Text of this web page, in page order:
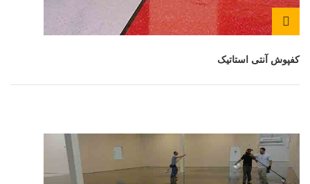
کفپوش آنتی استاتیک